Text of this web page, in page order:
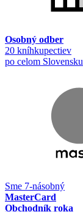
Osobný odber
20 kníhkupectiev
po celom Slovensku
Sme 7-násobný
MasterCard
Obchodník roka